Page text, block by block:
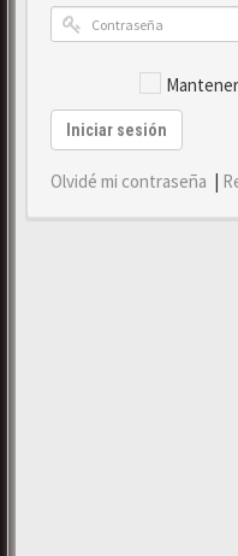
Iniciar sesión
Olvidé mi contraseña |